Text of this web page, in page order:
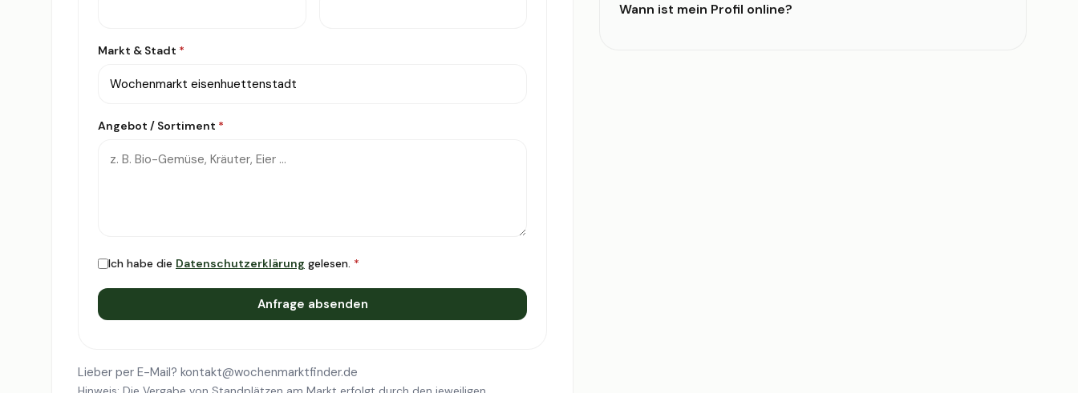
Markt & Stadt *
Angebot / Sortiment *
Ich habe die Datenschutzerklärung gelesen. *
Anfrage absenden
Lieber per E-Mail? kontakt@wochenmarktfinder.de
Wann ist mein Profil online?